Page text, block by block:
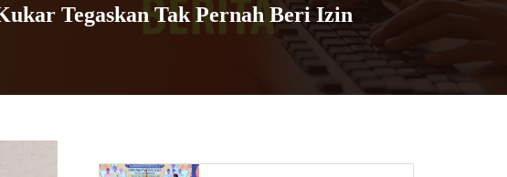
Tegaskan Tak Pernah Beri Izin